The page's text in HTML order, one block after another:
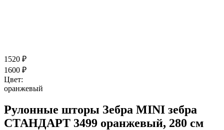
1520 ₽
1600 ₽
Цвет:
оранжевый
Рулонные шторы Зебра MINI зебра
СТАНДАРТ 3499 оранжевый, 280 см